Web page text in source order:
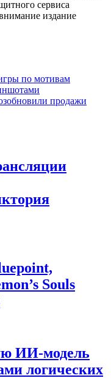
сервиса
издание
по мотивам
продажи
Souls
ИИ-модель
логических